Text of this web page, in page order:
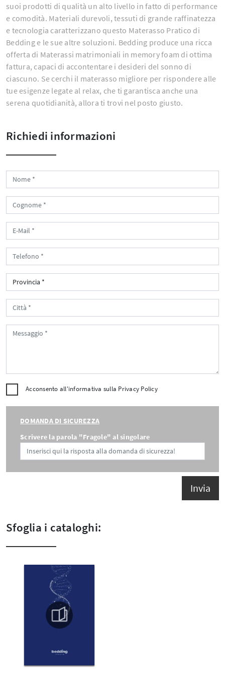
suoi prodotti di qualità un alto livello in fatto di performance
e comodità. Materiali durevoli, tessuti di grande raffinatezza
e tecnologia caratterizzano questo Materasso Pratico di
Bedding e le sue altre soluzioni. Bedding produce una ricca
offerta di Materassi matrimoniali in memory foam di ottima
fattura, capaci di accontentare i desideri del sonno di
ciascuno. Se cerchi il materasso migliore per rispondere alle
tue esigenze legate al relax, che ti garantisca anche una
serena quotidianità, allora ti trovi nel posto giusto.
Richiedi informazioni
Acconsento all'informativa sulla Privacy Policy
DOMANDA DI SICUREZZA
Scrivere la parola "Fragole" al singolare
Invia
Sfoglia i cataloghi: